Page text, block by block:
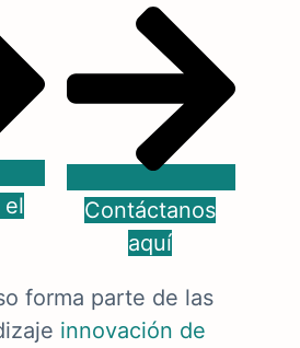
el
Contáctanos
aquí
forma parte de las
innovación de